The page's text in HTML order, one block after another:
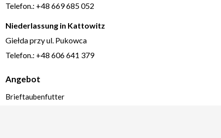
Telefon.: +48 669 685 052
Niederlassung in Kattowitz
Giełda przy ul. Pukowca
Telefon.: +48 606 641 379
Angebot
Brieftaubenfutter